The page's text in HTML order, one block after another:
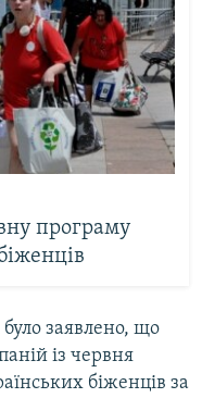
програму
заявлено, що
із червня
біженців за